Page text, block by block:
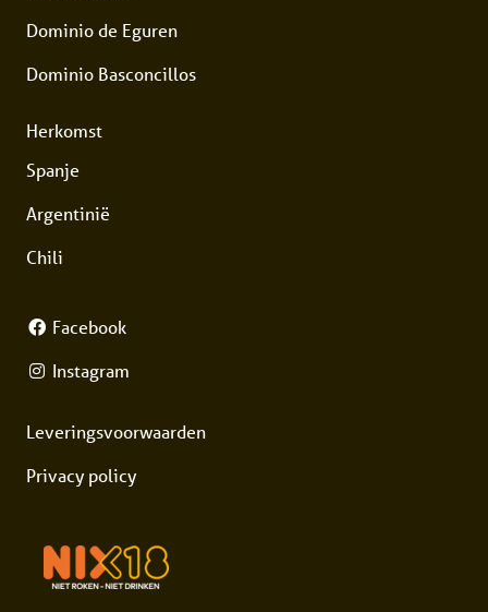
Dominio de Eguren
Dominio Basconcillos
Herkomst
Spanje
Argentinië
Chili
Facebook
Instagram
Leveringsvoorwaarden
Privacy policy